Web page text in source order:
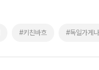
#키친바흐 #독일가게